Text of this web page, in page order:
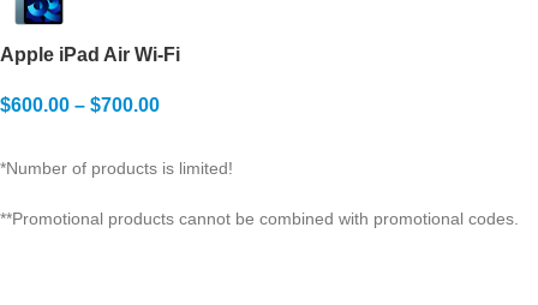
Apple iPad Air Wi-Fi
$600.00 – $700.00
*Number of products is limited!
**Promotional products cannot be combined with promotional codes